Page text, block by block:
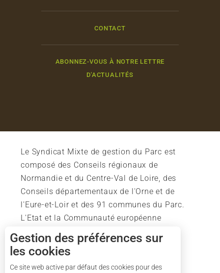
CONTACT
ABONNEZ-VOUS À NOTRE LETTRE
D'ACTUALITÉS
Le Syndicat Mixte de gestion du Parc est
composé des Conseils régionaux de
Normandie et du Centre-Val de Loire, des
Conseils départementaux de l'Orne et de
l'Eure-et-Loir et des 91 communes du Parc.
L'Etat et la Communauté européenne
soutiennent également l'action du Parc.
Gestion des préférences sur
les cookies
Ce site web active par défaut des cookies pour des